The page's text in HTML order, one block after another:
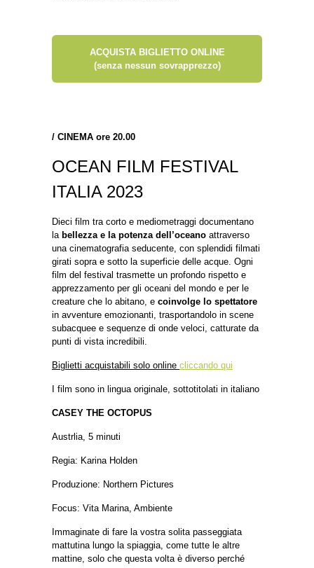
ACQUISTA BIGLIETTO ONLINE
(senza nessun sovrapprezzo)
/ CINEMA ore 20.00
OCEAN FILM FESTIVAL
ITALIA 2023
Dieci film tra corto e mediometraggi documentano
la bellezza e la potenza dell’oceano attraverso
una cinematografia seducente, con splendidi filmati
girati sopra e sotto la superficie delle acque. Ogni
film del festival trasmette un profondo rispetto e
apprezzamento per gli oceani del mondo e per le
creature che lo abitano, e coinvolge lo spettatore
in avventure emozionanti, trasportandolo in scene
subacquee e sequenze di onde veloci, catturate da
punti di vista incredibili.
Biglietti acquistabili solo online cliccando qui
I film sono in lingua originale, sottotitolati in italiano
CASEY THE OCTOPUS
Austrlia, 5 minuti
Regia: Karina Holden
Produzione: Northern Pictures
Focus: Vita Marina, Ambiente
Immaginate di fare la vostra solita passeggiata
mattutina lungo la spiaggia, come tutte le altre
mattine, solo che questa volta è diverso perché